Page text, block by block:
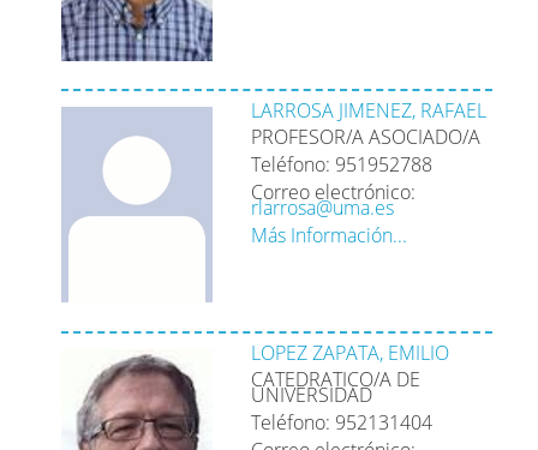
LARROSA JIMENEZ, RAFAEL
PROFESOR/A ASOCIADO/A
Teléfono: 951952788
Correo electrónico:
rlarrosa@uma.es
Más Información...
LOPEZ ZAPATA, EMILIO
CATEDRATICO/A DE
UNIVERSIDAD
Teléfono: 952131404